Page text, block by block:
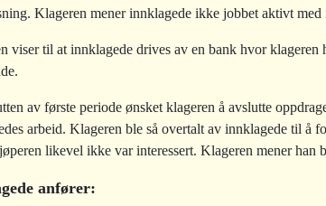
Klageren mener innklagede ikke jobbet aktivt med
viser til at innklagede drives av en bank hvor
av første periode ønsket klageren å avslutte
arbeid. Klageren ble så overtalt av innklagede til å
likevel ikke var interessert. Klageren mener han
anfører: